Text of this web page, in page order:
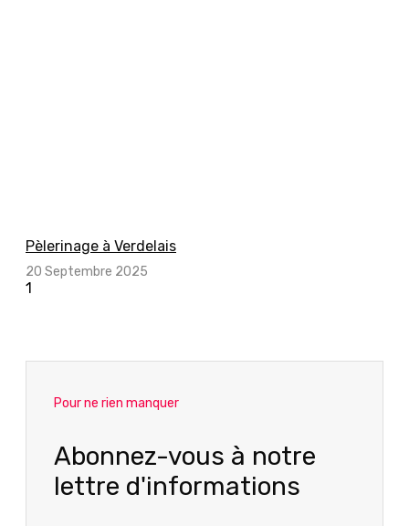
Pèlerinage à Verdelais
20 Septembre 2025
Pour ne rien manquer
Abonnez-vous à notre
lettre d'informations